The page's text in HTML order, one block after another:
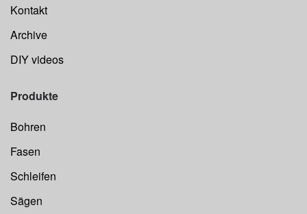
Kontakt
Archive
DIY videos
Produkte
Bohren
Fasen
Schleifen
Sägen